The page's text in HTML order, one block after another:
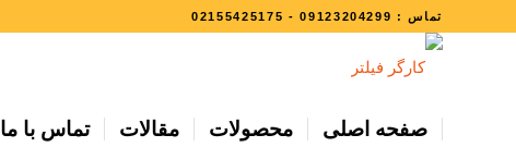
تماس : 09123204299
-
02155425175
صفحه اصلی محصولات مقالات تماس با ما